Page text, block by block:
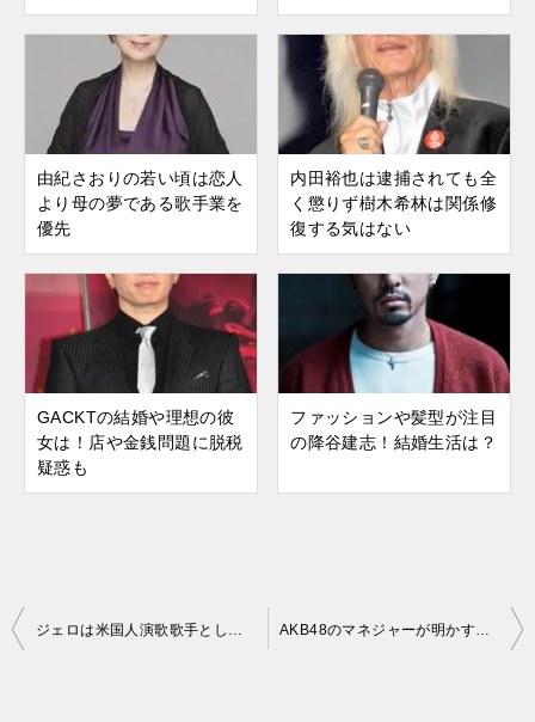
由紀さおりの若い頃は恋人
より母の夢である歌手業を
優先
内田裕也は逮捕されても全
く懲りず樹木希林は関係修
復する気はない
GACKTの結婚や理想の彼
女は！店や金銭問題に脱税
疑惑も
ファッションや髪型が注目
の降谷建志！結婚生活は？
投
ジェロは米国人演歌歌手としてブレイク！母に感謝し現在も活躍 AKB48のマネジャーが明かすギャラの仕組み！給料が安すぎる